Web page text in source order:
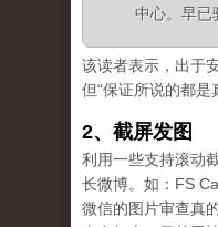
中心。早已
该读者表示，出于
但“保证所说的都是
2、截屏发图
利用一些支持滚动
长微博。如：FS
微信的图片审查真